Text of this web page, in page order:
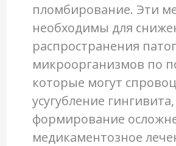
пломбирование. Эти
необходимы для
распространения
микроорганизмов по
которые могут
усугубление гингивита,
формирование
медикаментозное